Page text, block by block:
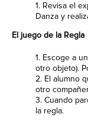
1. Revisa el
Danza y
El juego de la Regla
1. Escoge a
otro objeto).
2. El alumno
otro
3. Cuando
la regla.